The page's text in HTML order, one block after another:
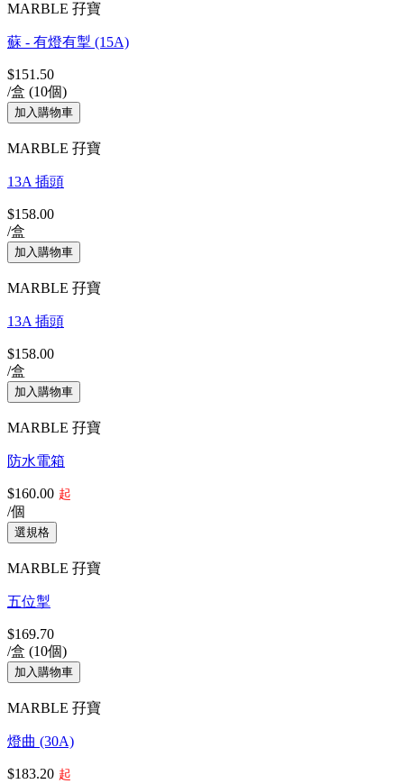
MARBLE 孖寶
蘇 - 有燈有掣 (15A)
$151.50
/盒 (10個)
MARBLE 孖寶
13A 插頭
$158.00
/盒
MARBLE 孖寶
13A 插頭
$158.00
/盒
MARBLE 孖寶
防水電箱
$160.00 起
/個
MARBLE 孖寶
五位掣
$169.70
/盒 (10個)
MARBLE 孖寶
燈曲 (30A)
$183.20 起